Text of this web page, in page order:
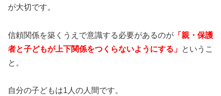
が大切です。
信頼関係を築くうえで意識する必要があるのが 「親・保護
者と子どもが上下関係をつくらないようにする」 というこ
と。
自分の子どもは1人の人間です。